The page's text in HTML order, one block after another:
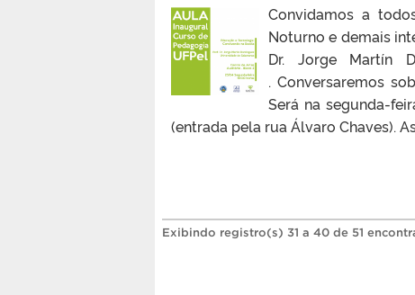
Convidamos a
Noturno e demais
Dr. Jorge Martín
. Conversaremos
Será na segunda-
(entrada pela rua Álvaro Chaves).
Exibindo registro(s) 31 a 40 de 51